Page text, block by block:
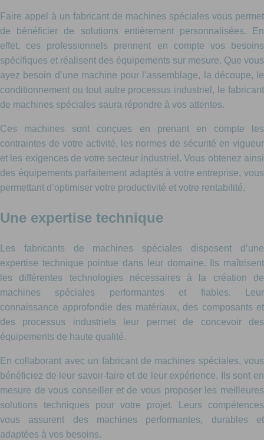
Faire appel à un fabricant de machines spéciales vous permet
de bénéficier de solutions entièrement personnalisées. En
effet, ces professionnels prennent en compte vos besoins
spécifiques et réalisent des équipements sur mesure. Que vous
ayez besoin d’une machine pour l’assemblage, la découpe, le
conditionnement ou tout autre processus industriel, le fabricant
de machines spéciales saura répondre à vos attentes.
Ces machines sont conçues en prenant en compte les
contraintes de votre activité, les normes de sécurité en vigueur
et les exigences de votre secteur industriel. Vous obtenez ainsi
des équipements parfaitement adaptés à votre entreprise, vous
permettant d’optimiser votre productivité et votre rentabilité.
Une expertise technique
Les fabricants de machines spéciales disposent d’une
expertise technique pointue dans leur domaine. Ils maîtrisent
les différentes technologies nécessaires à la création de
machines spéciales performantes et fiables. Leur
connaissance approfondie des matériaux, des composants et
des processus industriels leur permet de concevoir des
équipements de haute qualité.
En collaborant avec un fabricant de machines spéciales, vous
bénéficiez de leur savoir-faire et de leur expérience. Ils sont en
mesure de vous conseiller et de vous proposer les meilleures
solutions techniques pour votre projet. Leurs compétences
vous assurent des machines performantes, durables et
adaptées à vos besoins.